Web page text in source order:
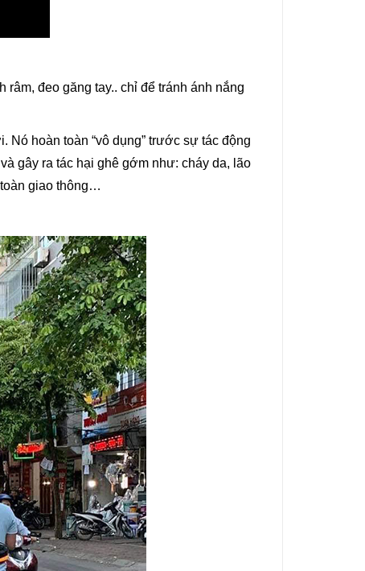
râm, đeo găng tay.. chỉ để tránh ánh nắng
Nó hoàn toàn “vô dụng” trước sự tác động
gây ra tác hại ghê gớm như: cháy da, lão
toàn giao thông…